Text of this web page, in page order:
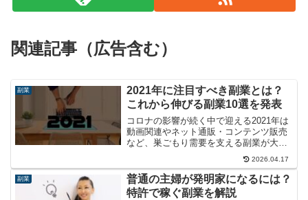
関連記事（広告含む）
副業
2021年に注目すべき副業とは？
これから伸びる副業10選を発表
コロナの影響が続く中で迎える2021年は
動画関連やネット通販・コンテンツ販売
など、巣ごもり需要を支える副業が大き
く伸びると予想されます。単発バイトア
プリなど企業と緩くつながる仕事も含
め、2021年に注目したい副業を10種類集
めてみました。
2026.04.17
副業
普通の主婦が発明家になるには？
特許で稼ぐ副業を解説